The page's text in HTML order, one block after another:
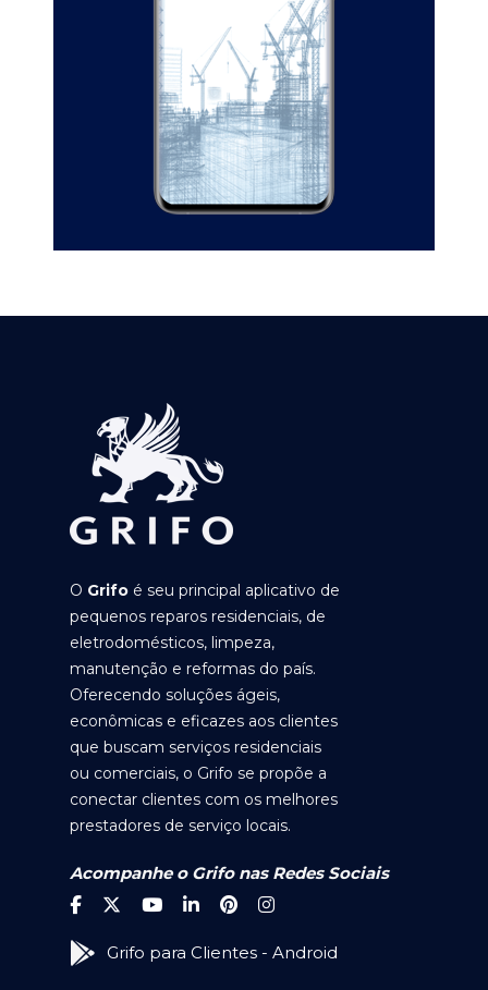
O Grifo é seu principal aplicativo de
pequenos reparos residenciais, de
eletrodomésticos, limpeza,
manutenção e reformas do país.
Oferecendo soluções ágeis,
econômicas e eficazes aos clientes
que buscam serviços residenciais
ou comerciais, o Grifo se propõe a
conectar clientes com os melhores
prestadores de serviço locais.
Acompanhe o Grifo nas Redes Sociais
Grifo para Clientes - Android